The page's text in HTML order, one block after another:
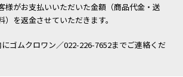
様がお支払いいただいた金額（商品代金・送
を返金させていただきます。
ゴムクロワン／022-226-7652までご連絡くだ